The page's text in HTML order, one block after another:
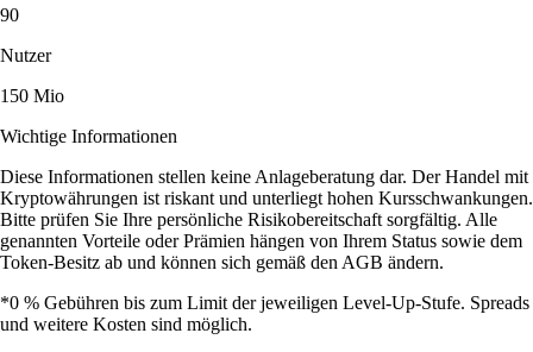
90
Nutzer
150 Mio
Wichtige Informationen
Diese Informationen stellen keine Anlageberatung dar. Der Handel mit
Kryptowährungen ist riskant und unterliegt hohen Kursschwankungen.
Bitte prüfen Sie Ihre persönliche Risikobereitschaft sorgfältig. Alle
genannten Vorteile oder Prämien hängen von Ihrem Status sowie dem
Token-Besitz ab und können sich gemäß den AGB ändern.
*0 % Gebühren bis zum Limit der jeweiligen Level-Up-Stufe. Spreads
und weitere Kosten sind möglich.